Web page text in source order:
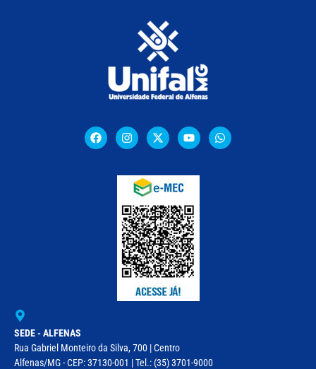
SEDE - ALFENAS
Rua Gabriel Monteiro da Silva, 700 | Centro
Alfenas/MG - CEP: 37130-001 | Tel.: (35) 3701-9000